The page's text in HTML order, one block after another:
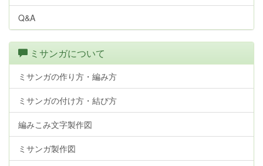
Q&A
ミサンガについて
ミサンガの作り方・編み方
ミサンガの付け方・結び方
編みこみ文字製作図
ミサンガ製作図